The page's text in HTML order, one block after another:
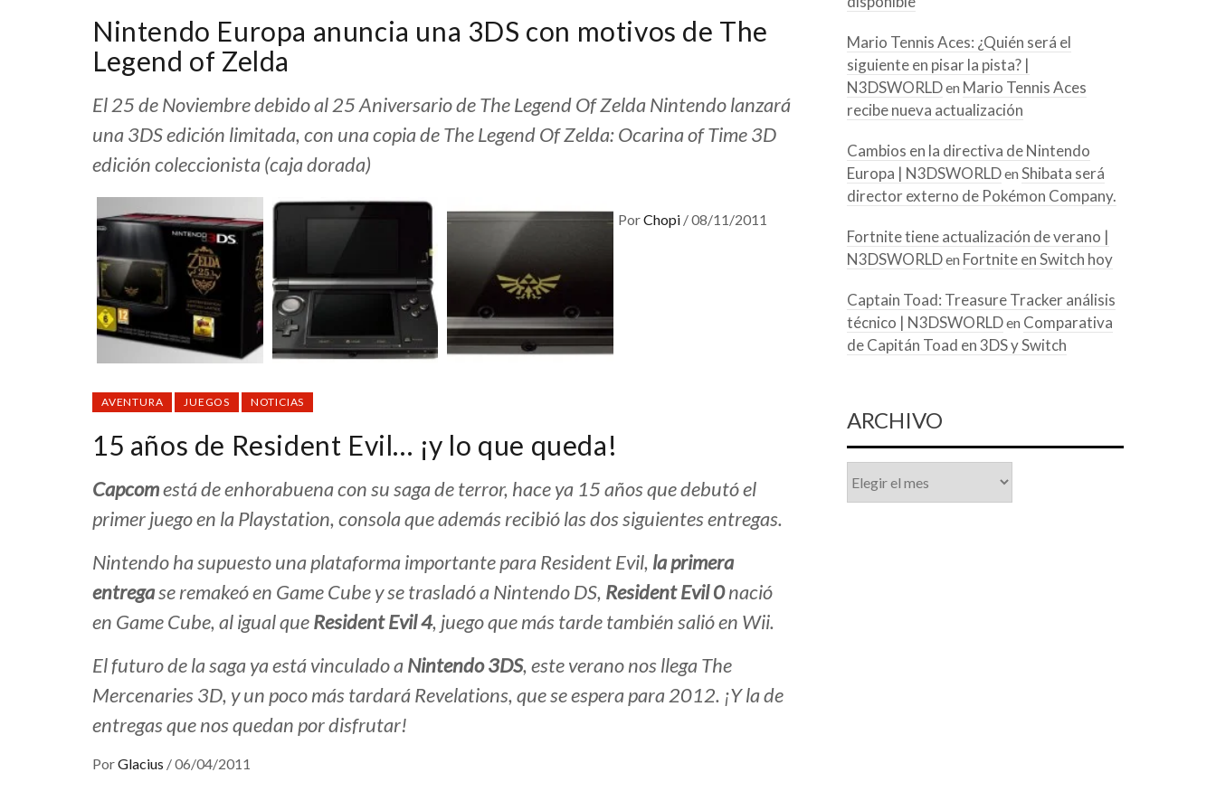
Nintendo Europa anuncia una 3DS con motivos de The
Legend of Zelda
El 25 de Noviembre debido al 25 Aniversario de The Legend Of Zelda Nintendo lanzará
una 3DS edición limitada, con una copia de The Legend Of Zelda: Ocarina of Time 3D
edición coleccionista (caja dorada)
PorChopi /08/11/2011
AVENTURA JUEGOS NOTICIAS
15 años de Resident Evil… ¡y lo que queda!
Capcomestá de enhorabuena con su saga de terror, hace ya 15 años que debutó el
primer juego en la Playstation, consola que además recibió las dos siguientes entregas.
Nintendo ha supuesto una plataforma importante para Resident Evil, la primera
entregase remakeó en Game Cube y se trasladó a Nintendo DS, Resident Evil 0nació
en Game Cube, al igual queResident Evil 4, juego que más tarde también salió en Wii.
El futuro de la saga ya está vinculado aNintendo 3DS, este verano nos llegaThe
Mercenaries 3D, y un poco más tardaráRevelations, que se espera para 2012. ¡Y la de
entregas que nos quedan por disfrutar!
PorGlacius /06/04/2011
Mario Tennis Aces: ¿Quién será el
siguiente en pisar la pista? |
N3DSWORLDen Mario Tennis Aces
recibe nueva actualización
Cambios en la directiva de Nintendo
Europa | N3DSWORLDen Shibata será
director externo de Pokémon Company.
Fortnite tiene actualización de verano |
N3DSWORLDen Fortnite en Switch hoy
Captain Toad: Treasure Tracker análisis
técnico | N3DSWORLDen Comparativa
de Capitán Toad en 3DS y Switch
ARCHIVO